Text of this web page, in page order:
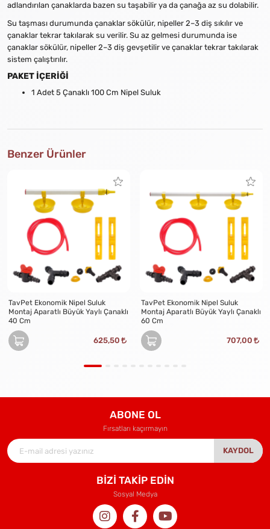
adlandırılan çanaklarda bazen su taşabilir ya da çanağa az su dolabilir.
Su taşması durumunda çanaklar sökülür, nipeller 2–3 diş sıkılır ve
çanaklar tekrar takılarak su verilir. Su az gelmesi durumunda ise
çanaklar sökülür, nipeller 2–3 diş gevşetilir ve çanaklar tekrar takılarak
sistem çalıştırılır.
PAKET İÇERİĞİ
1 Adet 5 Çanaklı 100 Cm Nipel Suluk
Benzer Ürünler
TavPet Ekonomik Nipel Suluk
Montaj Aparatlı Büyük Yaylı Çanaklı
40 Cm
625,50
TavPet Ekonomik Nipel Suluk
Montaj Aparatlı Büyük Yaylı Çanaklı
60 Cm
707,00
ABONE OL
Fırsatları kaçırmayın
KAYDOL
BİZİ TAKİP EDİN
Sosyal Medya